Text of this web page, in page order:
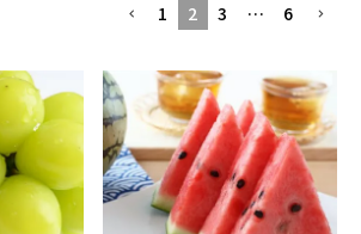
1
2 3 … 6